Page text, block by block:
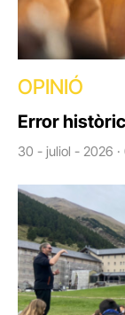
OPINIÓ
Error
30 - juliol - 2026